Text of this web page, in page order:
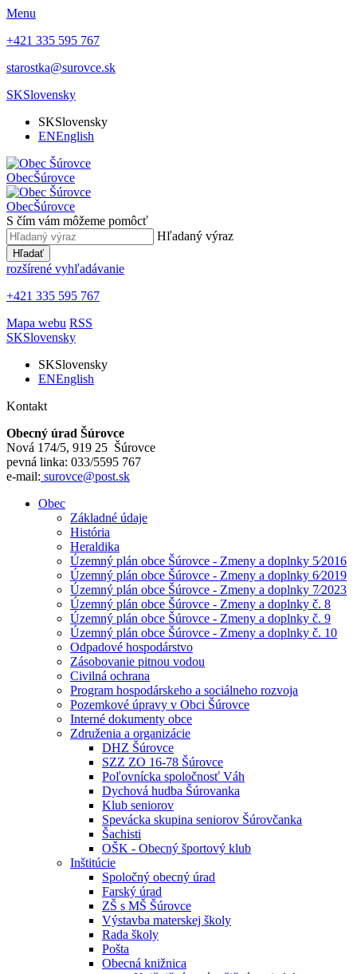
Menu
+421 335 595 767
starostka@surovce.sk
SKSlovensky
SKSlovensky
ENEnglish
ObecŠúrovce
ObecŠúrovce
S čím vám môžeme pomôcť
Hľadaný výraz
Hľadať
rozšírené vyhľadávanie
+421 335 595 767
Mapa webu RSS
SKSlovensky
SKSlovensky
ENEnglish
Kontakt
Obecný úrad Šúrovce
Nová 174/5, 919 25 Šúrovce
pevná linka: 033/5595 767
e-mail: surovce@post.sk
Obec
Základné údaje
História
Heraldika
Územný plán obce Šúrovce - Zmeny a doplnky 5⁄2016
Územný plán obce Šúrovce - Zmeny a doplnky 6⁄2019
Územný plán obce Šúrovce - Zmeny a doplnky 7⁄2023
Územný plán obce Šúrovce - Zmeny a doplnky č. 8
Územný plán obce Šúrovce - Zmeny a doplnky č. 9
Územný plán obce Šúrovce - Zmeny a doplnky č. 10
Odpadové hospodárstvo
Zásobovanie pitnou vodou
Civilná ochrana
Program hospodárskeho a sociálneho rozvoja
Pozemkové úpravy v Obci Šúrovce
Interné dokumenty obce
Združenia a organizácie
DHZ Šúrovce
SZZ ZO 16-78 Šúrovce
Poľovnícka spoločnosť Váh
Dychová hudba Šúrovanka
Klub seniorov
Spevácka skupina seniorov Šúrovčanka
Šachisti
OŠK - Obecný športový klub
Inštitúcie
Spoločný obecný úrad
Farský úrad
ZŠ s MŠ Šúrovce
Výstavba materskej školy
Rada školy
Pošta
Obecná knižnica